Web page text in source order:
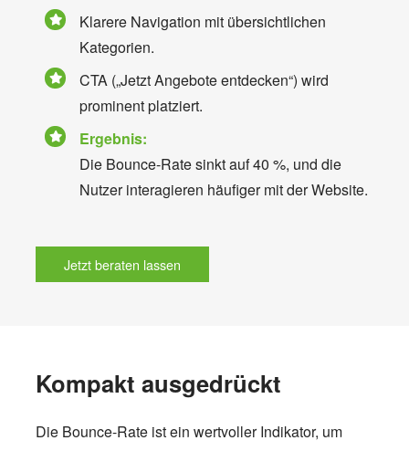
Klarere Navigation mit übersichtlichen
Kategorien.
CTA („Jetzt Angebote entdecken“) wird
prominent platziert.
Ergebnis:
Die Bounce-Rate sinkt auf 40 %, und die
Nutzer interagieren häufiger mit der Website.
Jetzt beraten lassen
Kompakt ausgedrückt
Die Bounce-Rate ist ein wertvoller Indikator, um